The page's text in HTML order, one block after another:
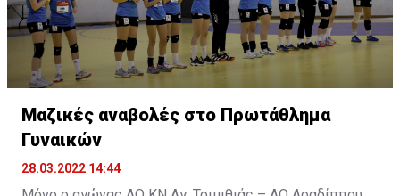
Μαζικές αναβολές στο Πρωτάθλημα
Γυναικών
28.03.2022 14:44